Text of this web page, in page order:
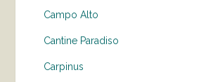
Campo Alto
Cantine Paradiso
Carpinus